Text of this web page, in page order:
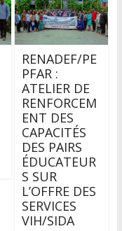
RENADEF/PE
PFAR :
ATELIER DE
RENFORCEM
ENT DES
CAPACITÉS
DES PAIRS
ÉDUCATEUR
S SUR
L’OFFRE DES
SERVICES
VIH/SIDA